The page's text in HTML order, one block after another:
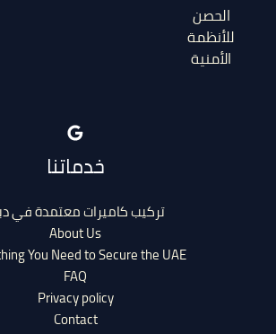
الحصن
للأنظمة
الأمنية
خدماتنا
تركيب كاميرات معتمدة في
About Us
You Need to Secure the UAE
FAQ
Privacy policy
Contact